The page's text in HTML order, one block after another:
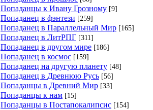
Попаданцы к Ивану Грозному [9]
Попаданец в фэнтези [259]
Попаданец в Параллельный Мир [165]
Попаданец в ЛитРПГ [311]
Попаданец в другом мире [186]
Попаданец в космос [159]
Попаданец на другую планету [48]
Попаданец в Древнюю Русь [56]
Попаданцы в Древний Мир [33]
Попаданцы к нам [15]
Попаданцы в Постапокалипсис [154]